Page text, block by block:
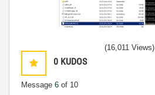
0 KUDOS
Message 6 of 10
(16,011 Views)